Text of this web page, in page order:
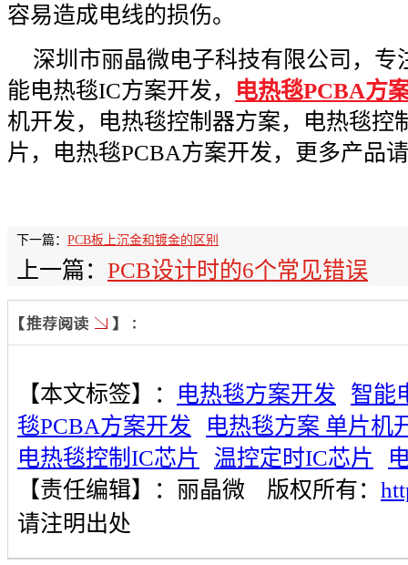
容易造成电线的损伤。
深圳市丽晶微电子科技有限公司，专
能电热毯IC方案开发，
电热毯PCBA方
机开发，电热毯控制器方案，电热毯控
片，电热毯PCBA方案开发，更多产品
下一篇： PCB板上沉金和镀金的区别
上一篇： PCB设计时的6个常见错误
【本文标签】： 电热毯方案开发
智能
毯PCBA方案开发
电热毯方案 单片机
电热毯控制IC芯片
温控定时IC芯片
【责任编辑】： 丽晶微 版权所有：
请注明出处